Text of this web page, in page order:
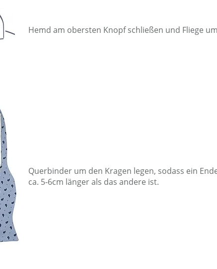
Hemd am obersten Knopf schließen und Fliege
Querbinder um den Kragen legen, sodass ein
ca. 5-6cm länger als das andere ist.